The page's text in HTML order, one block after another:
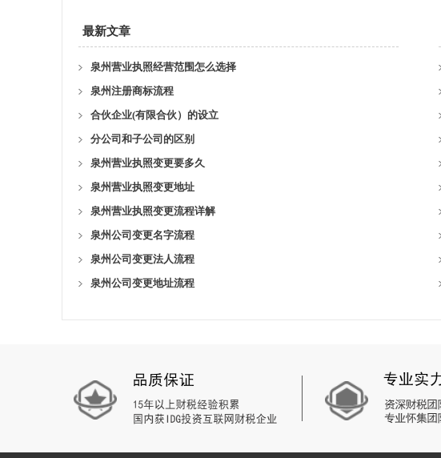
最新文章
泉州营业执照经营范围怎么选择
泉州注册商标流程
合伙企业(有限合伙）的设立
分公司和子公司的区别
泉州营业执照变更要多久
泉州营业执照变更地址
泉州营业执照变更流程详解
泉州公司变更名字流程
泉州公司变更法人流程
泉州公司变更地址流程